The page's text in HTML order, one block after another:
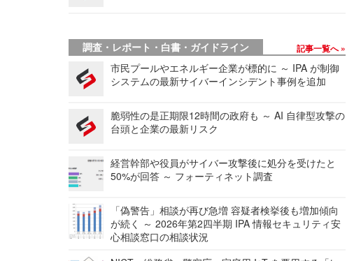
調査・レポート・白書・ガイドライン 記事一覧へ
市民プールやエネルギー企業が標的に ～ IPA が制御
システムの最新サイバーインシデント事例を追加
脆弱性の是正期限12時間の政府も ～ AI 自律型攻撃の
台頭と企業の最新リスク
経営幹部や役員がサイバー攻撃後に処分を受けたと
50%が回答 ～ フォーティネット調査
「偽警告」相談が再び急増 容疑者検挙後も増加傾向
が続く ～ 2026年第2四半期 IPA 情報セキュリティ安
心相談窓口の相談状況